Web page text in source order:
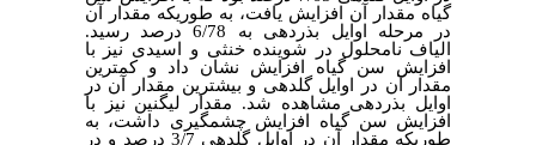
گیاه مقدار آن افزایش یافت، به طوری­که مقدار آن
در مرحله اوایل بذردهی به 6/78 درصد رسید.
الیاف نامحلول در شوینده خنثی و اسیدی نیز با
افزایش سن گیاه افزایش نشان داد و کمترین
مقدار آن در اوایل گلدهی و بیشترین مقدار آن در
اوایل بذردهی مشاهده شد. مقدار لیگنین نیز با
افزایش سن گیاه افزایش چشمگیری داشت، به
طوری­که مقدار آن در اوایل گلدهی 3/7 درصد و در